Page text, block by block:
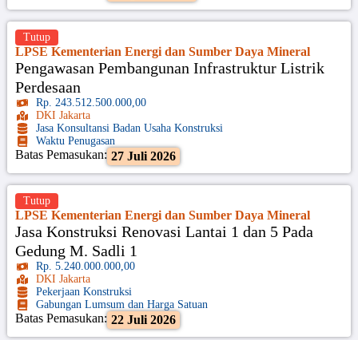
LPSE Kementerian Energi dan Sumber Daya Mineral
Pengawasan Pembangunan Infrastruktur Listrik
Perdesaan
Rp. 243.512.500.000,00
DKI Jakarta
Jasa Konsultansi Badan Usaha Konstruksi
Waktu Penugasan
Batas Pemasukan: 27 Juli 2026
Tutup
LPSE Kementerian Energi dan Sumber Daya Mineral
Jasa Konstruksi Renovasi Lantai 1 dan 5 Pada
Gedung M. Sadli 1
Rp. 5.240.000.000,00
DKI Jakarta
Pekerjaan Konstruksi
Gabungan Lumsum dan Harga Satuan
Batas Pemasukan: 22 Juli 2026
Tutup